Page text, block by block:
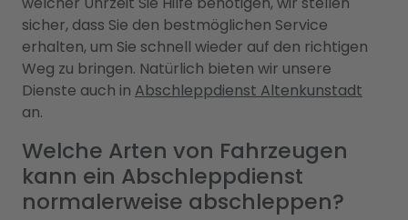
sicher, dass Sie den bestmöglichen Service
erhalten, um Sie schnell wieder auf den richtigen
Weg zu bringen. Natürlich bieten wir unsere
Dienste auch in Abschleppdienst Altenkunstadt
an.
Welche Arten von Fahrzeugen
kann ein Abschleppdienst
normalerweise abschleppen?